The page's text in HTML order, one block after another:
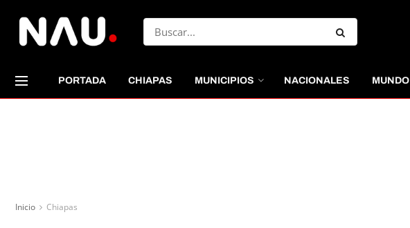
PORTADA CHIAPAS MUNICIPIOS NACIONALES MUNDO
Inicio Chiapas